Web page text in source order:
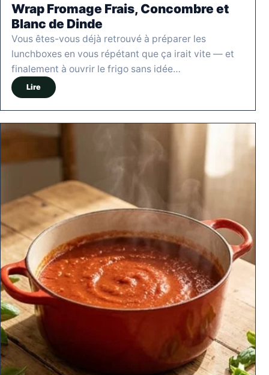
Wrap Fromage Frais, Concombre et
Blanc de Dinde
Vous êtes-vous déjà retrouvé à préparer les
lunchboxes en vous répétant que ça irait vite — et
finalement à ouvrir le frigo sans idée…
Lire